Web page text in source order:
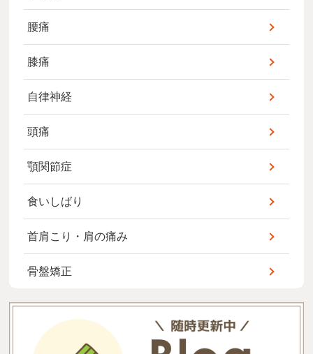
腰痛
膝痛
自律神経
頭痛
顎関節症
食いしばり
首肩こり・肩の痛み
骨盤矯正